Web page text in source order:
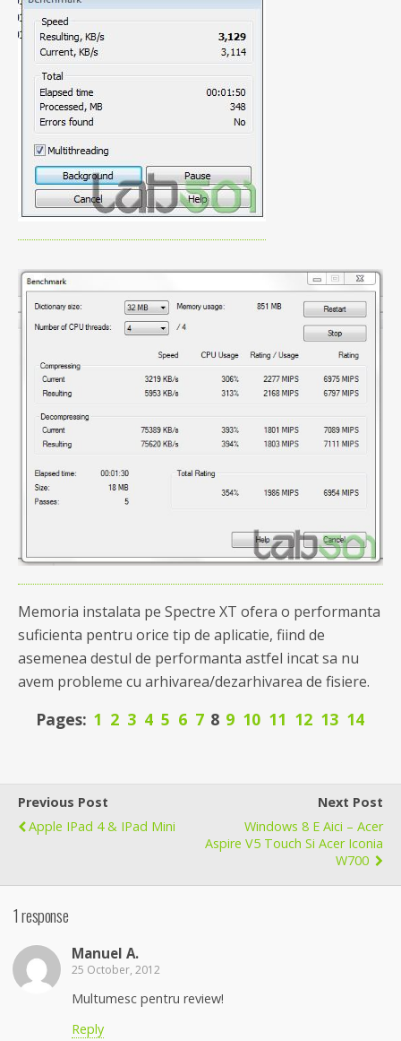
Memoria instalata pe Spectre XT ofera o performanta
suficienta pentru orice tip de aplicatie, fiind de
asemenea destul de performanta astfel incat sa nu
avem probleme cu arhivarea/dezarhivarea de fisiere.
Pages: 1 2 3 4 5 6 7 8 9 10 11 12 13 14
Previous Post
Apple IPad 4 & IPad Mini
Next Post
Windows 8 E Aici – Acer
Aspire V5 Touch Si Acer Iconia
W700
1 response
Manuel A.
25 October, 2012
Multumesc pentru review!
Reply